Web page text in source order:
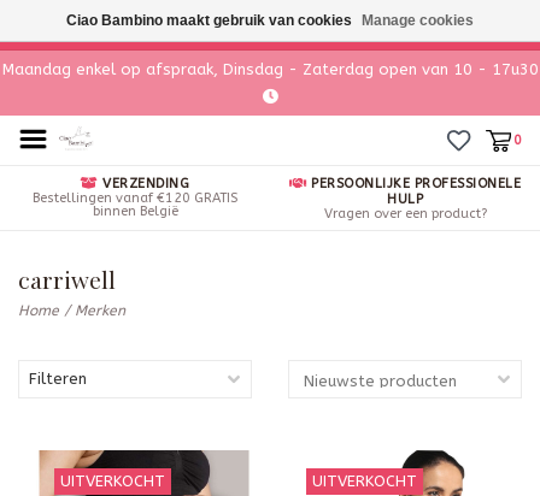
Maandag enkel op afspraak, Dinsdag - Zaterdag open van 10 - 17u30
0
VERZENDING
Bestellingen vanaf €120 GRATIS
binnen België
PERSOONLIJKE PROFESSIONELE
HULP
Vragen over een product?
carriwell
Home / Merken
Filteren
UITVERKOCHT UITVERKOCHT
Ciao Bambino maakt gebruik van cookies Manage cookies